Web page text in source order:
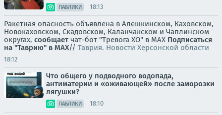
ПАБЛИКИ 18:13
Ракетная опасность объявлена в Алешкинском, Каховском,
Новокаховском, Скадовском, Каланчакском и Чаплинском
округах, сообщает чат-бот "Тревога ХО" в MAX Подписаться
на "Таврию" в MAX// Таврия. Новости Херсонской области
18:12
Что общего у подводного водопада,
антиматерии и «оживающей» после заморозки
лягушки?
ПАБЛИКИ 18:10